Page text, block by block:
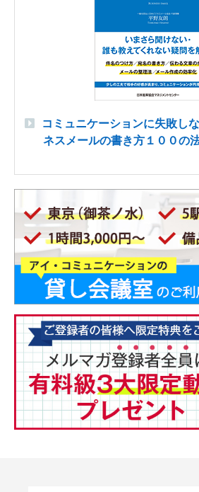
コミュニケーションに失敗し
ネスメールの書き方１００の